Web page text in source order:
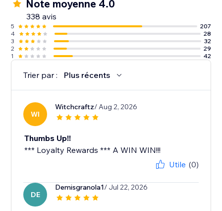
Note moyenne 4.0
338 avis
5
207
4
28
3
32
2
29
1
42
Trier par : Plus récents
WI
Witchcraftz/ Aug 2, 2026
Thumbs Up!!
*** Loyalty Rewards *** A WIN WIN!!!
Utile (0)
DE
Demisgranola1/ Jul 22, 2026